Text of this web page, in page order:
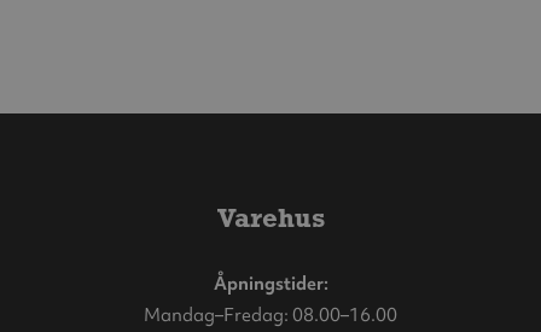
Varehus
Åpningstider:
Mandag–Fredag: 08.00–16.00